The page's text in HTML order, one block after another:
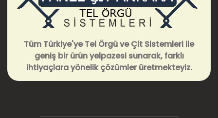
Tüm Türkiye'ye Tel Örgü ve Çit Sistemleri ile
geniş bir ürün yelpazesi sunarak, farklı
ihtiyaçlara yönelik çözümler üretmekteyiz.